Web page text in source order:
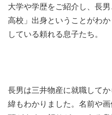
大学や学歴をご紹介し、長
高校」出身ということがわ
している頼れる息子たち。
長男は三井物産に就職して
緯もわかりました。名前や